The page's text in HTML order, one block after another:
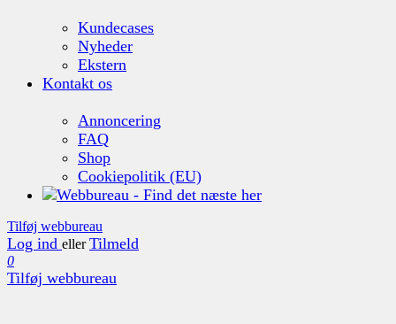
Kundecases
Nyheder
Ekstern
Kontakt os
Annoncering
FAQ
Shop
Cookiepolitik (EU)
Tilføj webbureau
Log ind eller Tilmeld
0
Tilføj webbureau